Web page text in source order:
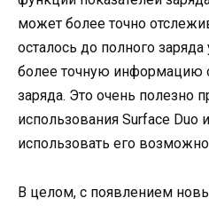
может более точно
осталось до полного заряда
более точную информацию
заряда. Это очень полезно
использования Surface Duo
использовать его
В целом, с появлением